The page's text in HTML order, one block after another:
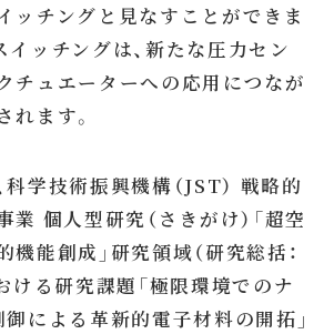
ッチングと見なすことができま
イッチングは、新たな圧力セン
チュエーターへの応用につなが
れます。
学技術振興機構（JST） 戦略的
個人型研究（さきがけ）「超空
能創成」研究領域（研究総括：
ける研究課題「極限環境でのナ
御による革新的電子材料の開拓」